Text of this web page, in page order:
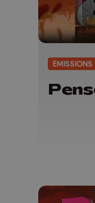
ÉMISSIONS